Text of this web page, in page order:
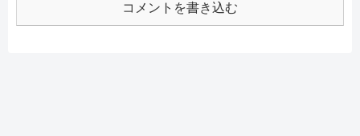
コメントを書き込む